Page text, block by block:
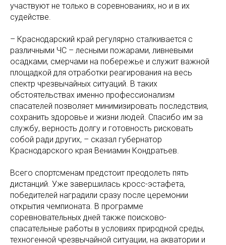
участвуют не только в соревнованиях, но и в их
судействе.
– Краснодарский край регулярно сталкивается с
различными ЧС – лесными пожарами, ливневыми
осадками, смерчами на побережье и служит важной
площадкой для отработки реагирования на весь
спектр чрезвычайных ситуаций. В таких
обстоятельствах именно профессионализм
спасателей позволяет минимизировать последствия,
сохранить здоровье и жизни людей. Спасибо им за
службу, верность долгу и готовность рисковать
собой ради других, – сказал губернатор
Краснодарского края Вениамин Кондратьев.
Всего спортсменам предстоит преодолеть пять
дистанций. Уже завершилась кросс-эстафета,
победителей наградили сразу после церемонии
открытия чемпионата. В программе
соревновательных дней также поисково-
спасательные работы в условиях природной среды,
техногенной чрезвычайной ситуации, на акватории и